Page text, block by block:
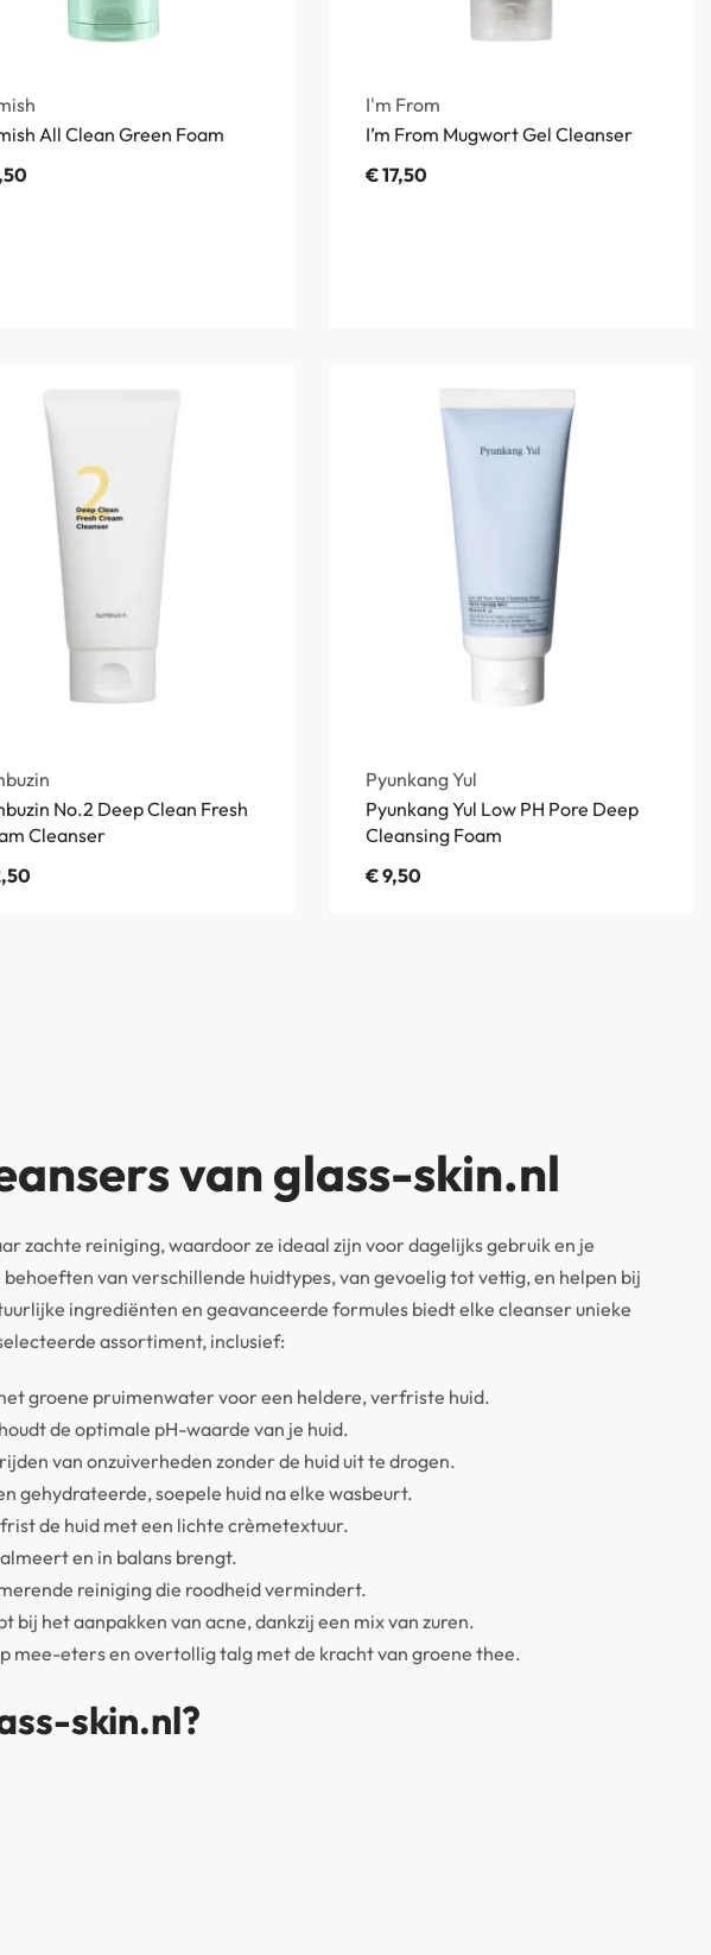
All Clean Green Foam
I'm From
I’m From Mugwort Gel Cleanser
€17,50
No.2 Deep Clean Fresh
Cleanser
Pyunkang Yul
Pyunkang Yul Low PH Pore Deep
Cleansing Foam
€9,50
van glass-skin.nl
zachte reiniging, waardoor ze ideaal zijn voor dagelijks gebruik en je
van verschillende huidtypes, van gevoelig tot vettig, en helpen bij
ingrediënten en geavanceerde formules biedt elke cleanser unieke
assortiment, inclusief:
groene pruimenwater voor een heldere, verfriste huid.
de optimale pH-waarde van je huid.
van onzuiverheden zonder de huid uit te drogen.
gehydrateerde, soepele huid na elke wasbeurt.
de huid met een lichte crèmetextuur.
en in balans brengt.
reiniging die roodheid vermindert.
bij het aanpakken van acne, dankzij een mix van zuren.
mee-eters en overtollig talg met de kracht van groene thee.
skin.nl?